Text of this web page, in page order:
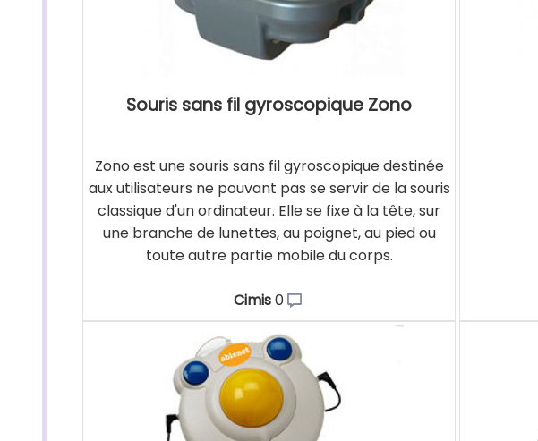
Souris sans fil gyroscopique Zono
Zono est une souris sans fil gyroscopique destinée
aux utilisateurs ne pouvant pas se servir de la souris
classique d'un ordinateur. Elle se fixe à la tête, sur
une branche de lunettes, au poignet, au pied ou
toute autre partie mobile du corps.
Cimis0